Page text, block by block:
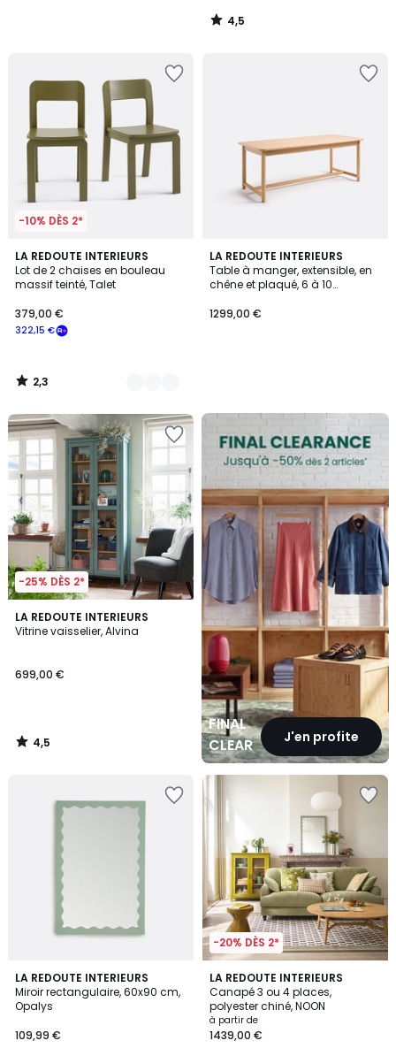
4,5
/
-10% DÈS 2*
LA REDOUTE INTERIEURS
Lot de 2 chaises en bouleau
massif teinté, Talet
322,15 €
379,00 €
2,3
/ 5
3
Couleurs
2,3
/
LA REDOUTE INTERIEURS
Table à manger, extensible, en
chêne et plaqué, 6 à 10
1299,00 €
-25% DÈS 2*
LA REDOUTE INTERIEURS
Vitrine vaisselier, Alvina
699,00 €
4,5
/ 5
4,5
/
FINAL
CLEARANCEJ'en profite
FINAL
CLEARANCE
LA REDOUTE INTERIEURS
Miroir rectangulaire, 60x90 cm,
Opalys
109,99 €
4,5
/ 5
-20% DÈS 2*
LA REDOUTE INTERIEURS
Canapé 3 ou 4 places,
polyester chiné, NOON
à partir de
1439,00 €
4,1
/ 5
9
Couleurs